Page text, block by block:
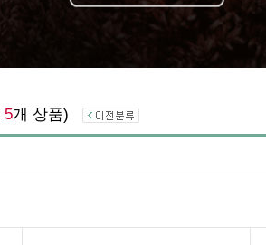
5개 상품)